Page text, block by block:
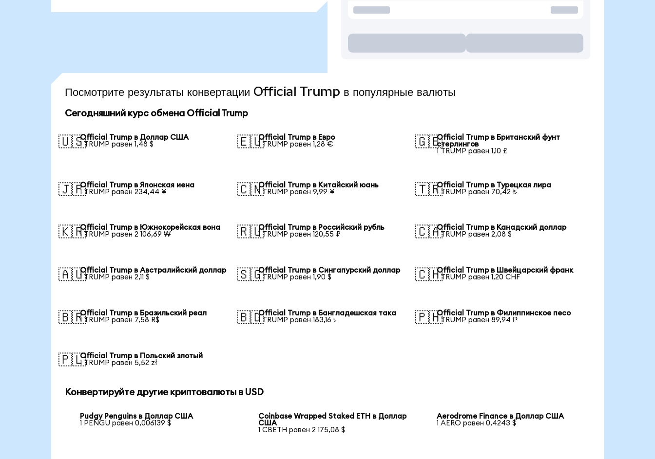
Посмотрите результаты конвертации Official Trump в популярные валюты
Сегодняшний курс обмена Official Trump
🇺🇸Official Trump в Доллар США
1 TRUMP равен 1,48 $
🇪🇺Official Trump в Евро
1 TRUMP равен 1,28 €
🇬🇧Official Trump в Британский фунт
стерлингов
1 TRUMP равен 1,10 £
🇯🇵Official Trump в Японская иена
1 TRUMP равен 234,44 ¥
🇨🇳Official Trump в Китайский юань
1 TRUMP равен 9,99 ¥
🇹🇷Official Trump в Турецкая лира
1 TRUMP равен 70,42 ₺
🇰🇷Official Trump в Южнокорейская вона
1 TRUMP равен 2 106,69 ₩
🇷🇺Official Trump в Российский рубль
1 TRUMP равен 120,55 ₽
🇨🇦Official Trump в Канадский доллар
1 TRUMP равен 2,08 $
🇦🇺Official Trump в Австралийский доллар
1 TRUMP равен 2,11 $
🇸🇬Official Trump в Сингапурский доллар
1 TRUMP равен 1,90 $
🇨🇭Official Trump в Швейцарский франк
1 TRUMP равен 1,20 CHF
🇧🇷Official Trump в Бразильский реал
1 TRUMP равен 7,58 R$
🇧🇩Official Trump в Бангладешская така
1 TRUMP равен 183,16 ৳
🇵🇭Official Trump в Филиппинское песо
1 TRUMP равен 89,94 ₱
🇵🇱Official Trump в Польский злотый
1 TRUMP равен 5,52 zł
Конвертируйте другие криптовалюты в USD
Pudgy Penguins в Доллар США
1 PENGU равен 0,006139 $
Coinbase Wrapped Staked ETH в Доллар
США
1 CBETH равен 2 175,08 $
Aerodrome Finance в Доллар США
1 AERO равен 0,4243 $